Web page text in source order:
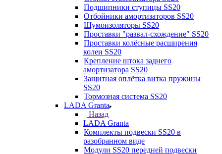
Подшипники ступицы SS20
Отбойники амортизаторов SS20
Шумоизоляторы SS20
Проставки "развал-схождение" SS20
Проставки колёсные расширения
колеи SS20
Крепление штока заднего
амортизатора SS20
Защитная оплётка витка пружины
SS20
Тормозная система SS20
LADA Granta
Назад
LADA Granta
Комплекты подвески SS20 в
разобранном виде
Модули SS20 передней подвески